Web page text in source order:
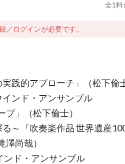
全1料
／ログインが必要です。
践的アプローチ」（松下倫
ンド・アンサンブル
」（松下倫士）
～『吹奏楽作品 世界遺産
尚哉）
ンド・アンサンブル